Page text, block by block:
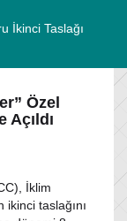
İkinci Taslağı
Özel
Açıldı
İklim
ikinci taslağını